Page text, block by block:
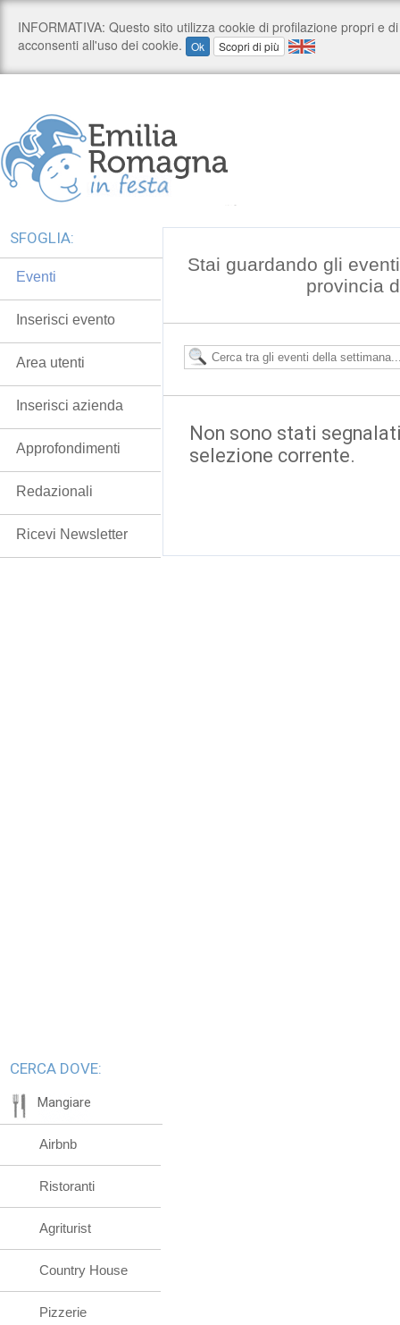
Stai guardando gli
provincia
Non sono stati
selezione corrente.
SFOGLIA:
Eventi
Inserisci evento
Area utenti
Inserisci azienda
Approfondimenti
Redazionali
Ricevi Newsletter
CERCA DOVE:
Mangiare
Airbnb
Ristoranti
Agriturist
Country House
Pizzerie